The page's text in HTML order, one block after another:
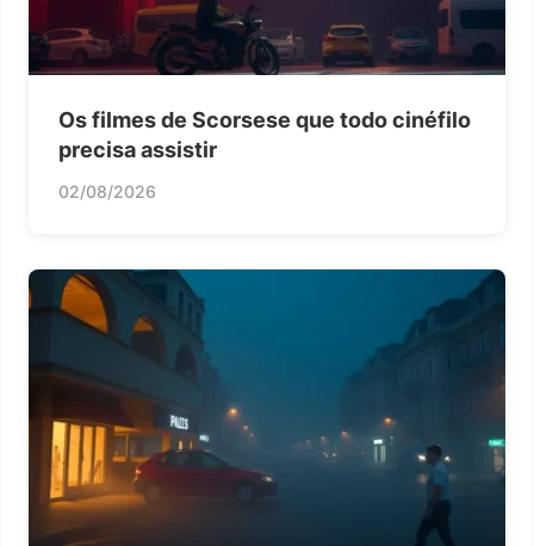
Os filmes de Scorsese que todo cinéfilo
precisa assistir
02/08/2026